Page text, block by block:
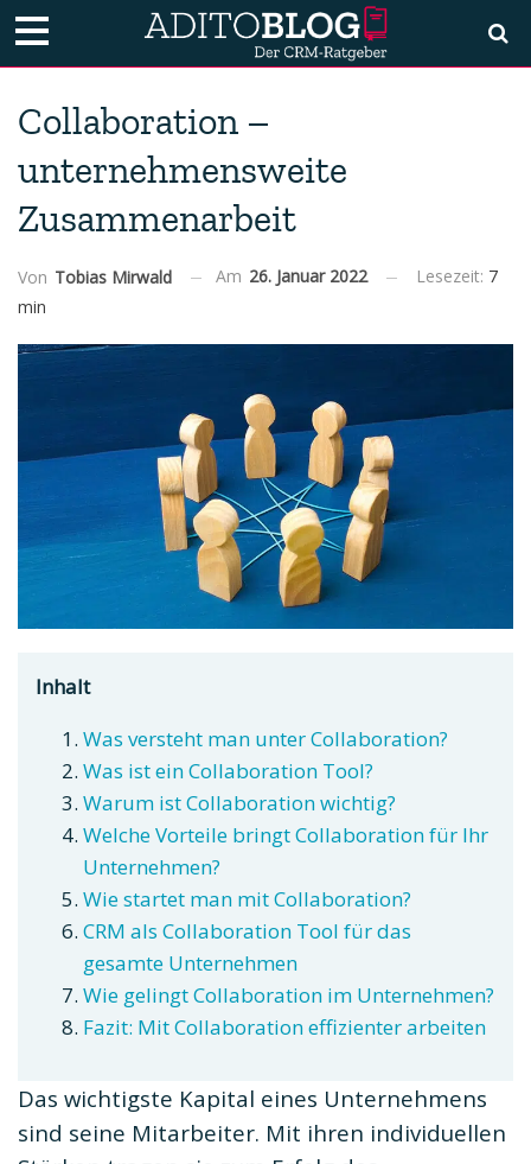
Collaboration –
unternehmensweite
Zusammenarbeit
Von Tobias Mirwald Am 26. Januar 2022 Lesezeit: 7
min
Inhalt
Was versteht man unter Collaboration?
Was ist ein Collaboration Tool?
Warum ist Collaboration wichtig?
Welche Vorteile bringt Collaboration für Ihr
Unternehmen?
Wie startet man mit Collaboration?
CRM als Collaboration Tool für das
gesamte Unternehmen
Wie gelingt Collaboration im Unternehmen?
Fazit: Mit Collaboration effizienter arbeiten
Das wichtigste Kapital eines Unternehmens
sind seine Mitarbeiter. Mit ihren individuellen